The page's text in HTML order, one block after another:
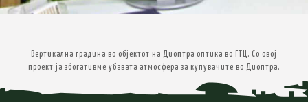
Вертикална градина во објектот на Диоптра оптика во ГТЦ. Со овој
проект ја збогативме убавата атмосфера за купувачите во Диоптра.